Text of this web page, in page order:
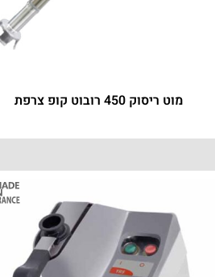
מוט ריסוק 450 רובוט קופ צרפת